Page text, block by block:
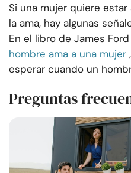
Si una mujer quiere
la ama, hay algunas
En el libro de James
hombre ama a una mujer
esperar cuando un
Preguntas